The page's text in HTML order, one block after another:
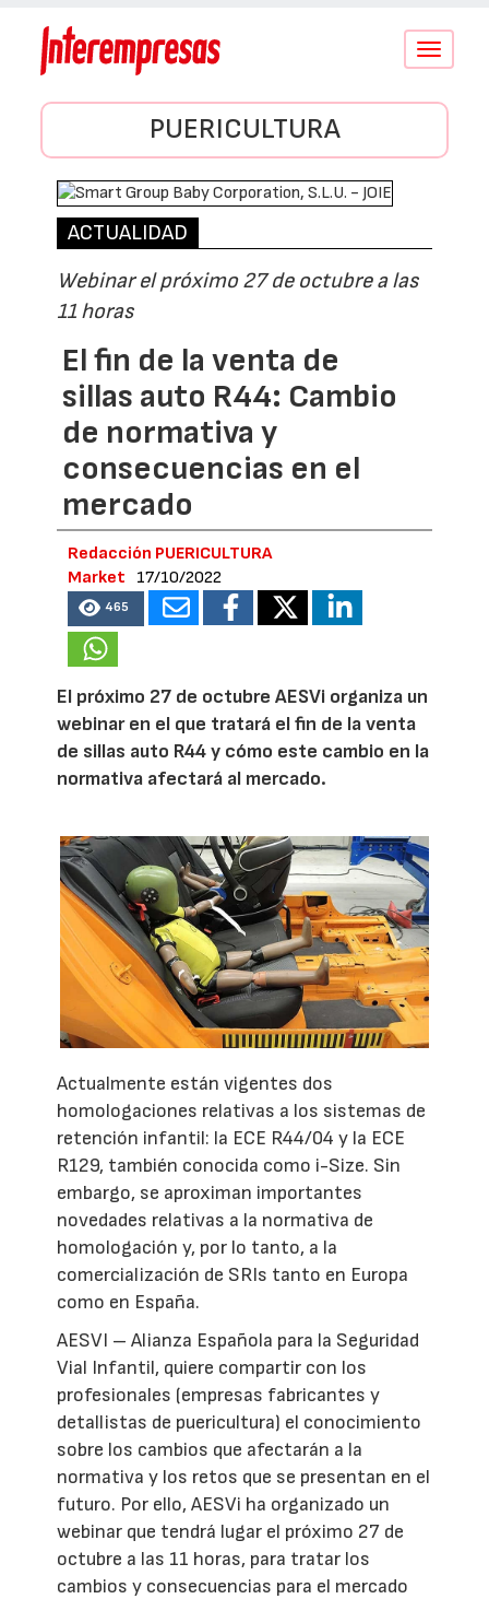
Conmutar
PUERICULTURA
ACTUALIDAD
Webinar el próximo 27 de octubre a las
11 horas
El fin de la venta de
sillas auto R44: Cambio
de normativa y
consecuencias en el
mercado
Redacción PUERICULTURA
Market
17/10/2022
465
El próximo 27 de octubre AESVi organiza un
webinar en el que tratará el fin de la venta
de sillas auto R44 y cómo este cambio en la
normativa afectará al mercado.
Actualmente están vigentes dos
homologaciones relativas a los sistemas de
retención infantil: la ECE R44/04 y la ECE
R129, también conocida como i-Size. Sin
embargo, se aproximan importantes
novedades relativas a la normativa de
homologación y, por lo tanto, a la
comercialización de SRIs tanto en Europa
como en España.
AESVI – Alianza Española para la Seguridad
Vial Infantil, quiere compartir con los
profesionales (empresas fabricantes y
detallistas de puericultura) el conocimiento
sobre los cambios que afectarán a la
normativa y los retos que se presentan en el
futuro. Por ello, AESVi ha organizado un
webinar que tendrá lugar el próximo 27 de
octubre a las 11 horas, para tratar los
cambios y consecuencias para el mercado